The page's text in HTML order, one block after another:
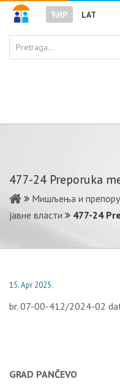
ЋИР LAT
477-24 Preporuka
Мишљења и
јавне власти
477-24
15. Apr 2025.
br. 07-00-412/2024-02
GRAD PANČEVO